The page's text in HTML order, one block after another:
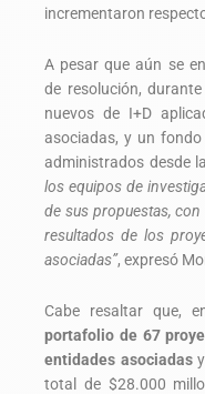
incrementaron
A pesar que aún se
de resolución,
nuevos de I+D
asociadas, y un
administrados desde
los equipos de
de sus propuestas,
resultados de los
asociadas”, expresó
Cabe resaltar que,
portafolio de 67
entidades asociadasy
total de $28.000